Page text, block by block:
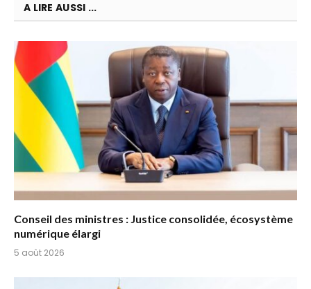
A LIRE AUSSI ...
Conseil des ministres : Justice consolidée, écosystème
numérique élargi
5 août 2026